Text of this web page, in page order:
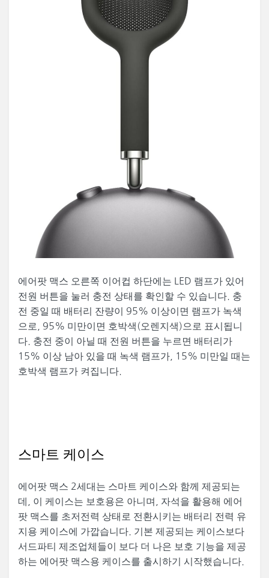
에어팟 맥스 오른쪽 이어컵 하단에는 LED 램프가 있어
전원 버튼을 눌러 충전 상태를 확인할 수 있습니다. 충
전 중일 때 배터리 잔량이 95% 이상이면 램프가 녹색
으로, 95% 미만이면 호박색(오렌지색)으로 표시됩니
다. 충전 중이 아닐 때 전원 버튼을 누르면 배터리가
15% 이상 남아 있을 때 녹색 램프가, 15% 미만일 때는
호박색 램프가 켜집니다.
스마트 케이스
에어팟 맥스 2세대는 스마트 케이스와 함께 제공되는
데, 이 케이스는 보호용은 아니며, 자석을 활용해 에어
팟 맥스를 초저전력 상태로 전환시키는 배터리 전력 유
지용 케이스에 가깝습니다. 기본 제공되는 케이스보다
서드파티 제조업체들이 보다 더 나은 보호 기능을 제공
하는 에어팟 맥스용 케이스를 출시하기 시작했습니다.